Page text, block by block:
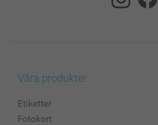
Våra produkter
Etiketter
Fotokort